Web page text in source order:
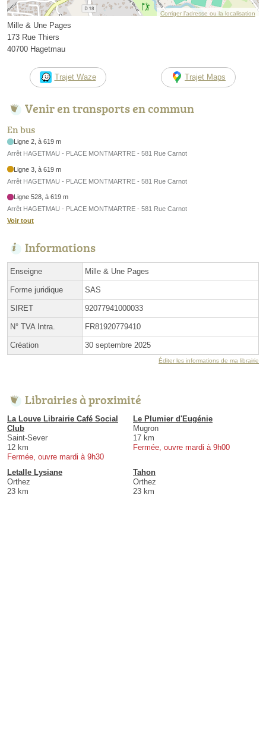
Corriger l’adresse ou la localisation
Mille & Une Pages
173 Rue Thiers
40700 Hagetmau
Trajet Waze Trajet Maps
Venir en transports en commun
En bus
Ligne 2, à 619 m
Arrêt HAGETMAU - PLACE MONTMARTRE - 581 Rue Carnot
Ligne 3, à 619 m
Arrêt HAGETMAU - PLACE MONTMARTRE - 581 Rue Carnot
Ligne 528, à 619 m
Arrêt HAGETMAU - PLACE MONTMARTRE - 581 Rue Carnot
Voir tout
Informations
Enseigne Mille & Une Pages
Forme juridique SAS
SIRET 92077941000033
N° TVA Intra. FR81920779410
Création 30 septembre 2025
Éditer les informations de ma librairie
Librairies à proximité
La Louve Librairie Café Social
Club
Saint-Sever
12 km
Fermée, ouvre mardi à 9h30
Le Plumier d'Eugénie
Mugron
17 km
Fermée, ouvre mardi à 9h00
Letalle Lysiane
Orthez
23 km
Tahon
Orthez
23 km